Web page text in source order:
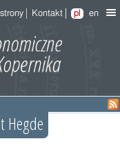
Kontakt pl en
Hegde